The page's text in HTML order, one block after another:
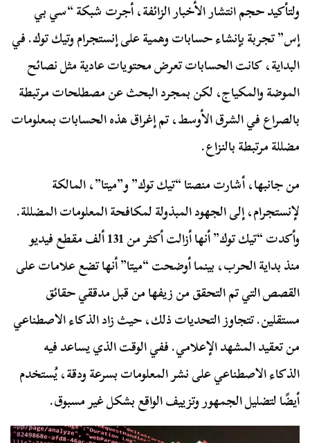
ولتأكيد حجم انتشار الأخبار الزائفة، أجرت شبكة “سي بي
إس” تجربة بإنشاء حسابات وهمية على إنستجرام وتيك توك. في
البداية، كانت الحسابات تعرض محتويات عادية مثل نصائح
الموضة والمكياج، لكن بمجرد البحث عن مصطلحات مرتبطة
بالصراع في الشرق الأوسط، تم إغراق هذه الحسابات بمعلومات
مضللة مرتبطة بالنزاع.
من جانبها، أشارت منصتا “تيك توك” و”ميتا”، المالكة
لإنستجرام، إلى الجهود المبذولة لمكافحة المعلومات المضللة.
وأكدت “تيك توك” أنها أزالت أكثر من 131 ألف مقطع فيديو
منذ بداية الحرب، بينما أوضحت “ميتا” أنها تضع علامات على
القصص التي تم التحقق من زيفها من قبل مدققي حقائق
مستقلين. تتجاوز التحديات ذلك، حيث زاد الذكاء الاصطناعي
من تعقيد المشهد الإعلامي. ففي الوقت الذي يساعد فيه
الذكاء الاصطناعي على نشر المعلومات بسرعة ودقة، يُستخدم
أيضًا لتضليل الجمهور وتزييف الواقع بشكل غير مسبوق.